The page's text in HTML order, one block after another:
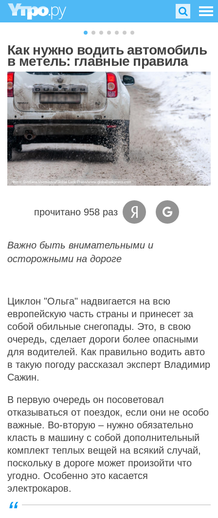
Как нужно водить автомобиль
в метель: главные правила
Фото: Svetlana Vozmilova/Global Look Press/www.globallookpress.com
прочитано 958 раз
Важно быть внимательными и
осторожными на дороге
Циклон "Ольга" надвигается на всю
европейскую часть страны и принесет за
собой обильные снегопады. Это, в свою
очередь, сделает дороги более опасными
для водителей. Как правильно водить авто
в такую погоду рассказал эксперт Владимир
Сажин.
В первую очередь он посоветовал
отказываться от поездок, если они не особо
важные. Во-вторую – нужно обязательно
класть в машину с собой дополнительный
комплект теплых вещей на всякий случай,
поскольку в дороге может произойти что
угодно. Особенно это касается
электрокаров.